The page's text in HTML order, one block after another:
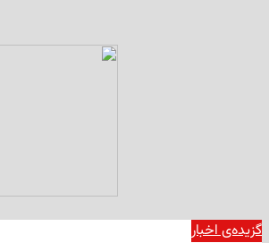
گزیده‌ی‌ اخبار